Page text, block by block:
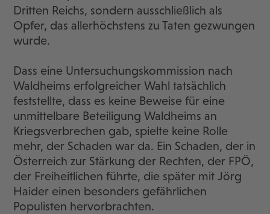
Dritten Reichs, sondern ausschließlich als
Opfer, das allerhöchstens zu Taten gezwungen
wurde.
Dass eine Untersuchungskommission nach
Waldheims erfolgreicher Wahl tatsächlich
feststellte, dass es keine Beweise für eine
unmittelbare Beteiligung Waldheims an
Kriegsverbrechen gab, spielte keine Rolle
mehr, der Schaden war da. Ein Schaden, der in
Österreich zur Stärkung der Rechten, der FPÖ,
der Freiheitlichen führte, die später mit Jörg
Haider einen besonders gefährlichen
Populisten hervorbrachten.